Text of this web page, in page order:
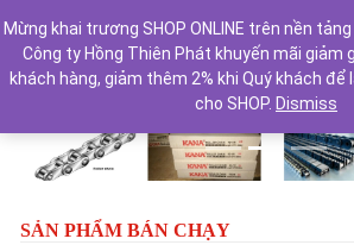
Previous
SẢN PHẨM BÁN CHẠY
Mừng khai trương SHOP ONLINE trên nền
Công ty Hồng Thiên Phát khuyến mãi giảm
khách hàng, giảm thêm 2% khi Quý khách để
cho SHOP. Dismiss